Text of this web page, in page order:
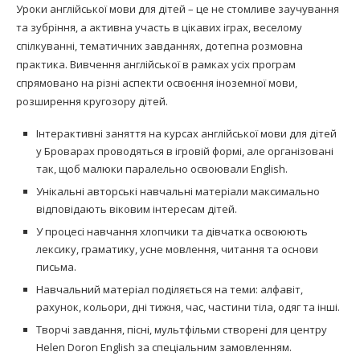
Уроки англійської мови для дітей – це не стомливе заучування
та зубріння, а активна участь в цікавих іграх, веселому
спілкуванні, тематичних завданнях, дотепна розмовна
практика. Вивчення англійської в рамках усіх програм
спрямовано на різні аспекти освоєння іноземної мови,
розширення кругозору дітей.
Інтерактивні заняття на курсах англійської мови для дітей
у Броварах проводяться в ігровій формі, але організовані
так, щоб малюки паралельно освоювали English.
Унікальні авторські навчальні матеріали максимально
відповідають віковим інтересам дітей.
У процесі навчання хлопчики та дівчатка освоюють
лексику, граматику, усне мовлення, читання та основи
письма.
Навчальний матеріал поділяється на теми: алфавіт,
рахунок, кольори, дні тижня, час, частини тіла, одяг та інші.
Творчі завдання, пісні, мультфільми створені для центру
Helen Doron English за спеціальним замовленням.